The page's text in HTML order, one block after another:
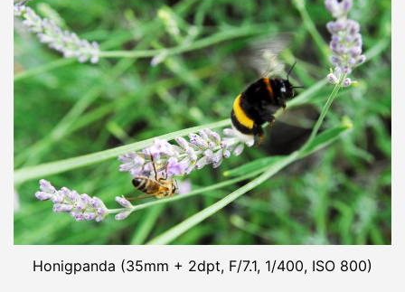
Honigpanda (35mm + 2dpt, F/7.1, 1/400, ISO 800)